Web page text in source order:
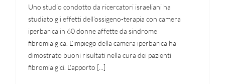
Uno studio condotto da ricercatori israeliani ha
studiato gli effetti dell’ossigeno-terapia con camera
iperbarica in 60 donne affette da sindrome
fibromialgica. L’impiego della camera iperbarica ha
dimostrato buoni risultati nella cura dei pazienti
fibromialgici. L'apporto [...]